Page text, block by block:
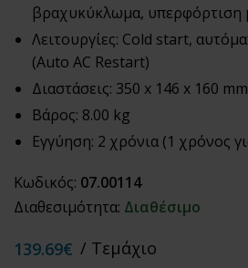
βραχυκύκλωμα, υπερφόρτιση
Λειτουργίες: Cold start,
(Auto AC Restart)
Διαστάσεις: 350 x 146 x 160 mm
Βάρος: 8.00 kg
Εγγύηση: 2 χρόνια (1 χρόνος
Κωδικός: 07.00114
Διαθεσιμότητα: Διαθέσιμο
139.69€ / Τεμάχιο